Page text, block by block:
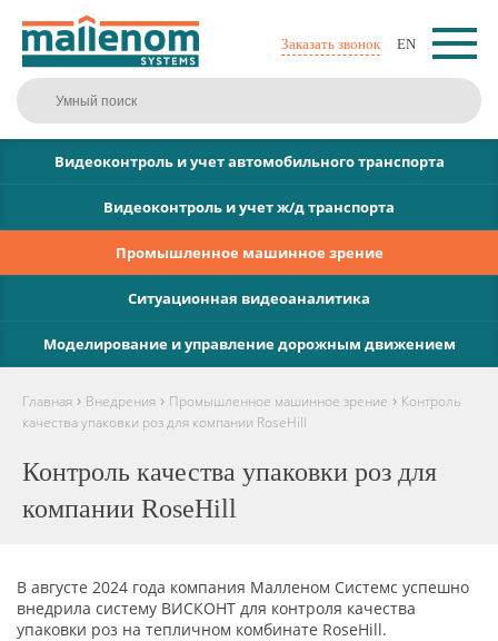
Заказать звонок EN
Видеоконтроль и учет автомобильного транспорта
Видеоконтроль и учет ж/д транспорта
Промышленное машинное зрение
Ситуационная видеоаналитика
Моделирование и управление дорожным движением
Главная › Внедрения › Промышленное машинное зрение › Контроль
качества упаковки роз для компании RoseHill
Контроль качества упаковки роз для
компании RoseHill
В августе 2024 года компания Малленом Системс успешно
внедрила систему ВИСКОНТ для контроля качества
упаковки роз на тепличном комбинате RoseHill.